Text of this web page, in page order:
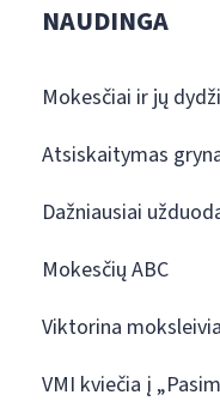
NAUDINGA
Mokesčiai ir jų
Atsiskaitymas
Dažniausiai
Mokesčių ABC
Viktorina
VMI kviečia į